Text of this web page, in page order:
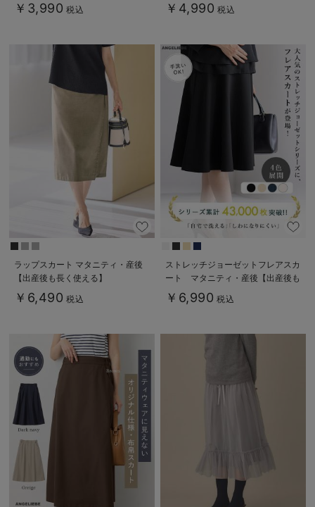
￥3,990 税込 ￥4,990 税込
ラップスカート マタニティ・産後
【出産後も長く使える】
￥6,490 税込
ストレッチジョーゼットフレアスカ
ート マタニティ・産後【出産後も
長く使える】
￥6,990 税込